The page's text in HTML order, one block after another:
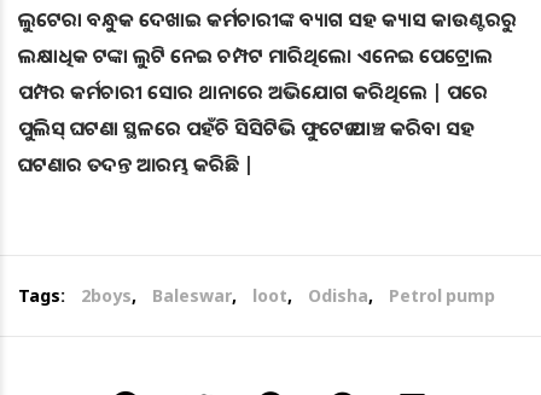
ଲୁଟେରା ବନ୍ଧୁକ ଦେଖାଇ କର୍ମଚାରୀଙ୍କ ବ୍ୟାଗ ସହ କ୍ୟାସ କାଉଣ୍ଟରରୁ
ଲକ୍ଷାଧିକ ଟଙ୍କା ଲୁଟି ନେଇ ଚମ୍ପଟ ମାରିଥିଲେ। ଏନେଇ ପେଟ୍ରୋଲ
ପମ୍ପର କର୍ମଚାରୀ ସୋର ଥାନାରେ ଅଭିଯୋଗ କରିଥିଲେ | ପରେ
ପୁଲିସ୍ ଘଟଣା ସ୍ଥଳରେ ପହଁଚି ସିସିଟିଭି ଫୁଟେଜ ଯାଞ୍ଚ କରିବା ସହ
ଘଟଣାର ତଦନ୍ତ ଆରମ୍ଭ କରିଛି |
Tags: 2boys, Baleswar, loot, Odisha, Petrol pump